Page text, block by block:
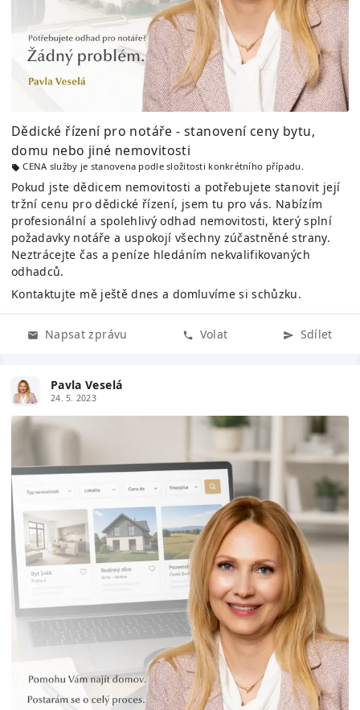
Dědické řízení pro notáře - stanovení ceny bytu,
domu nebo jiné nemovitosti
CENA služby je stanovena podle složitosti konkrétního případu.
Pokud jste dědicem nemovitosti a potřebujete stanovit její
tržní cenu pro dědické řízení, jsem tu pro vás. Nabízím
profesionální a spolehlivý odhad nemovitosti, který splní
požadavky notáře a uspokojí všechny zúčastněné strany.
Neztrácejte čas a peníze hledáním nekvalifikovaných
odhadců.
Kontaktujte mě ještě dnes a domluvíme si schůzku.
Napsat zprávu Volat Sdílet
Pavla Veselá
24. 5. 2023